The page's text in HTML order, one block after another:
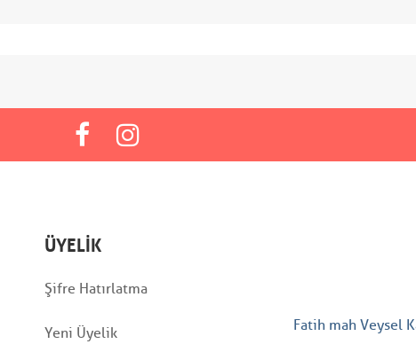
ÜYELIK
Şifre Hatırlatma
Yeni Üyelik
Fatih mah Veysel